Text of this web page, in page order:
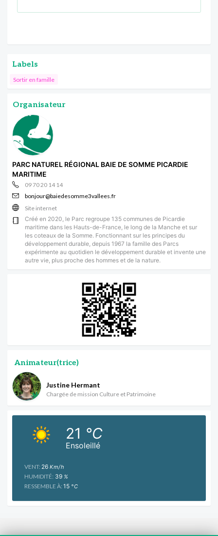
Labels
Sortir en famille
Organisateur
PARC NATUREL RÉGIONAL BAIE DE SOMME PICARDIE
MARITIME
09 70 20 14 14
bonjour@baiedesomme3vallees.fr
Site internet
Créé en 2020, le Parc regroupe 135 communes de Picardie
maritime dans les Hauts-de-France, le long de la Manche et sur
les coteaux de la Somme. Fonctionnant sur les principes du
développement durable, depuis 1967 la famille des Parcs
expérimente au quotidien le développement durable et invente une
autre vie, plus proche des hommes et de la nature.
Animateur(trice)
Justine Hermant
Chargée de mission Culture et Patrimoine
Ensoleillé
21 °C
VENT: 26 Km/h
HUMIDITÉ: 39 %
RESSEMBLE À: 15 °C